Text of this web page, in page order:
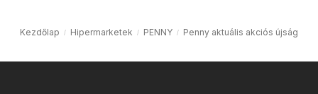
Kezdőlap Hipermarketek PENNY Penny aktuális akciós újság